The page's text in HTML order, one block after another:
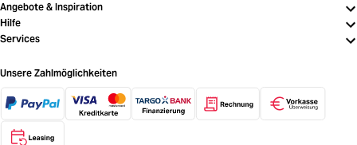
Angebote & Inspiration
Hilfe
Services
Unsere Zahlmöglichkeiten